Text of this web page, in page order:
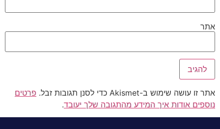
אתר
אתר זו עושה שימוש ב-Akismet כדי לסנן תגובות זבל.
פרטים
נוספים אודות איך המידע מהתגובה שלך יעובד.